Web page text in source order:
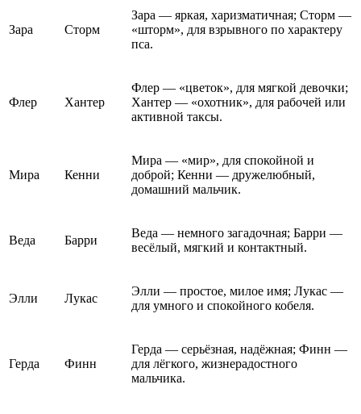
Зара Сторм
Зара — яркая, харизматичная; Сторм —
«шторм», для взрывного по характеру
пса.
Флер Хантер
Флер — «цветок», для мягкой девочки;
Хантер — «охотник», для рабочей или
активной таксы.
Мира Кенни
Мира — «мир», для спокойной и
доброй; Кенни — дружелюбный,
домашний мальчик.
Веда Барри
Веда — немного загадочная; Барри —
весёлый, мягкий и контактный.
Элли Лукас
Элли — простое, милое имя; Лукас —
для умного и спокойного кобеля.
Герда Финн
Герда — серьёзная, надёжная; Финн —
для лёгкого, жизнерадостного
мальчика.